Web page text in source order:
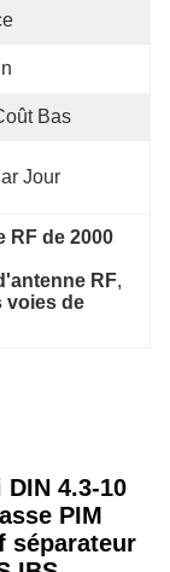
Bas
Jour
RF de 2000
RF,
voies de
DIN 4.3-10
PIM
séparateur